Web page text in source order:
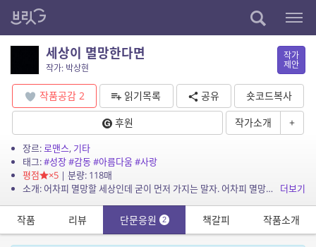
세상이 멸망한다면
작가: 박상현
작가
제안
작품공감 2 읽기목록 공유
숏코드복사
후원
작가소개 +
장르:로맨스, 기타
태그:#성장#감동#아름다움#사랑
평점
×5| 분량: 118매
소개: 어차피 멸망할 세상인데 굳이 먼저 가지는 말자. 어차피 멸망할 세상인데 바보처럼 살까?
더보기
작품 리뷰 단문응원 2 책갈피 작품소개